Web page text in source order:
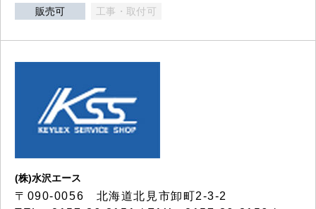
販売可 工事・取付可
(株)水沢エース
〒090-0056 北海道北見市卸町2-3-2